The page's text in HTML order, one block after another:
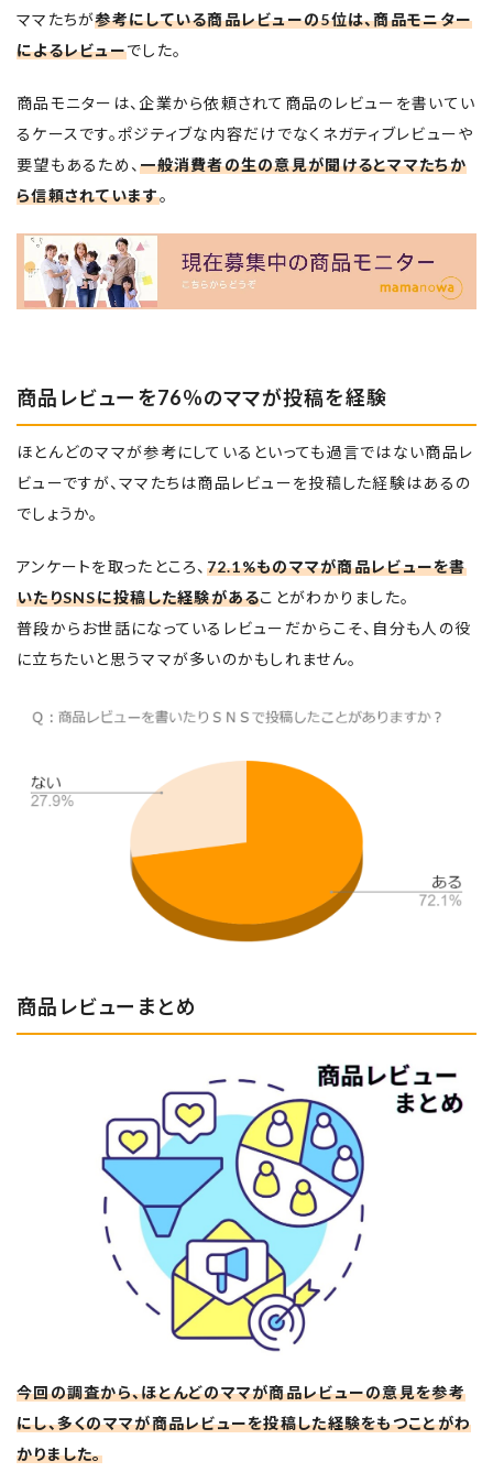
ママたちが参考にしている商品レビューの5位は、商品モニター
によるレビューでした。
商品モニターは、企業から依頼されて商品のレビューを書いてい
るケースです。ポジティブな内容だけでなくネガティブレビューや
要望もあるため、一般消費者の生の意見が聞けるとママたちか
ら信頼されています。
商品レビューを76％のママが投稿を経験
ほとんどのママが参考にしているといっても過言ではない商品レ
ビューですが、ママたちは商品レビューを投稿した経験はあるの
でしょうか。
アンケートを取ったところ、 72.1%ものママが商品レビューを書
いたりSNSに投稿した経験があることがわかりました。
普段からお世話になっているレビューだからこそ、自分も人の役
に立ちたいと思うママが多いのかもしれません。
商品レビューまとめ
今回の調査から、ほとんどのママが商品レビューの意見を参考
にし、多くのママが商品レビューを投稿した経験をもつことがわ
かりました。